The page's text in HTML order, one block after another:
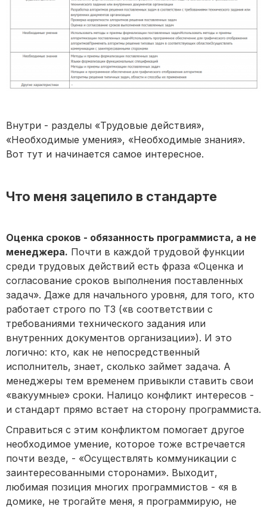
Внутри - разделы «Трудовые действия»,
«Необходимые умения», «Необходимые знания».
Вот тут и начинается самое интересное.
Что меня зацепило в стандарте
Оценка сроков - обязанность программиста, а не
менеджера. Почти в каждой трудовой функции
среди трудовых действий есть фраза «Оценка и
согласование сроков выполнения поставленных
задач». Даже для начального уровня, для того, кто
работает строго по ТЗ («в соответствии с
требованиями технического задания или
внутренних документов организации»). И это
логично: кто, как не непосредственный
исполнитель, знает, сколько займет задача. А
менеджеры тем временем привыкли ставить свои
«вакуумные» сроки. Налицо конфликт интересов -
и стандарт прямо встает на сторону программиста.
Справиться с этим конфликтом помогает другое
необходимое умение, которое тоже встречается
почти везде, - «Осуществлять коммуникации с
заинтересованными сторонами». Выходит,
любимая позиция многих программистов - «я в
домике, не трогайте меня, я программирую, не